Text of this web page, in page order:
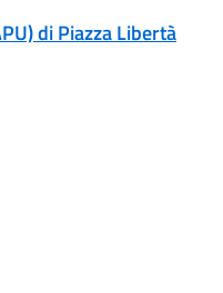
di Piazza Libertà